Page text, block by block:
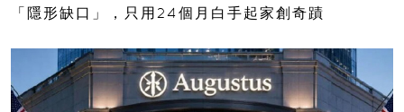
「隱形缺口」，只用24個月白手起家創奇蹟